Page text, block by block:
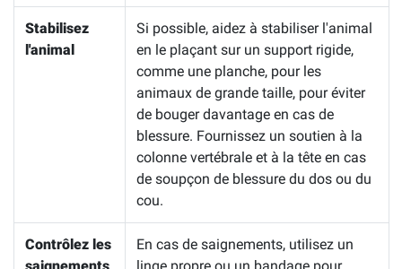
Stabilisez
l'animal
Si possible, aidez à stabiliser l'animal
en le plaçant sur un support rigide,
comme une planche, pour les
animaux de grande taille, pour éviter
de bouger davantage en cas de
blessure. Fournissez un soutien à la
colonne vertébrale et à la tête en cas
de soupçon de blessure du dos ou du
cou.
Contrôlez les
En cas de saignements, utilisez un